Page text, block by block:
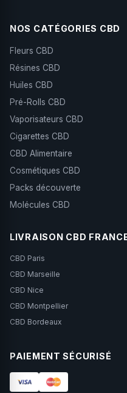
NOS CATÉGORIES CBD
Fleurs CBD
Résines CBD
Huiles CBD
Pré-Rolls CBD
Vaporisateurs CBD
Cigarettes CBD
CBD Alimentaire
Cosmétiques CBD
Packs découverte
Molécules CBD
LIVRAISON CBD
CBD Paris
CBD Marseille
CBD Nice
CBD Montpellier
CBD Bordeaux
PAIEMENT SÉCURISÉ